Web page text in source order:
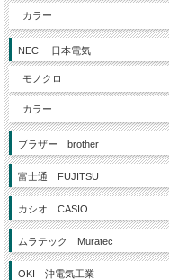
カラー
NEC 日本電気
モノクロ
カラー
ブラザー brother
富士通 FUJITSU
カシオ CASIO
ムラテック Muratec
OKI 沖電気工業